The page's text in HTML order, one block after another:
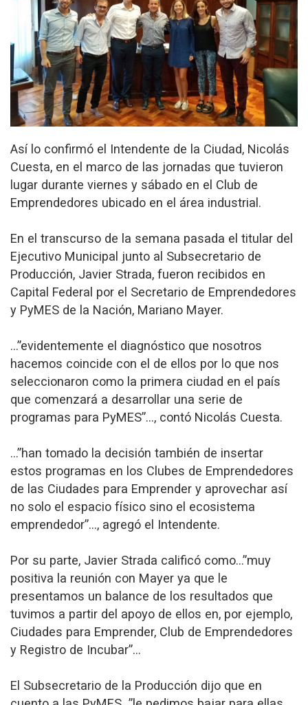
Así lo confirmó el Intendente de la Ciudad, Nicolás
Cuesta, en el marco de las jornadas que tuvieron
lugar durante viernes y sábado en el Club de
Emprendedores ubicado en el área industrial.
En el transcurso de la semana pasada el titular del
Ejecutivo Municipal junto al Subsecretario de
Producción, Javier Strada, fueron recibidos en
Capital Federal por el Secretario de Emprendedores
y PyMES de la Nación, Mariano Mayer.
…”evidentemente el diagnóstico que nosotros
hacemos coincide con el de ellos por lo que nos
seleccionaron como la primera ciudad en el país
que comenzará a desarrollar una serie de
programas para PyMES”…, contó Nicolás Cuesta.
…”han tomado la decisión también de insertar
estos programas en los Clubes de Emprendedores
de las Ciudades para Emprender y aprovechar así
no solo el espacio físico sino el ecosistema
emprendedor”…, agregó el Intendente.
Por su parte, Javier Strada calificó como…”muy
positiva la reunión con Mayer ya que le
presentamos un balance de los resultados que
tuvimos a partir del apoyo de ellos en, por ejemplo,
Ciudades para Emprender, Club de Emprendedores
y Registro de Incubar”...
El Subsecretario de la Producción dijo que en